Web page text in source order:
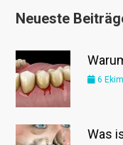
Neueste
6
Was